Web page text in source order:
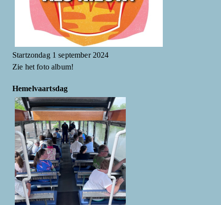
Startzondag 1 september 2024
Zie het foto album!
Hemelvaartsdag